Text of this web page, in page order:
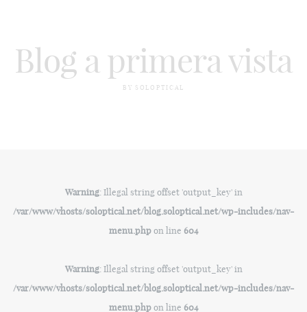
Blog a primera vista
BY SOLOPTICAL
Warning: Illegal string offset 'output_key' in
/var/www/vhosts/soloptical.net/blog.soloptical.net/wp-includes/nav-
menu.phpon line 604
Warning: Illegal string offset 'output_key' in
/var/www/vhosts/soloptical.net/blog.soloptical.net/wp-includes/nav-
menu.phpon line 604